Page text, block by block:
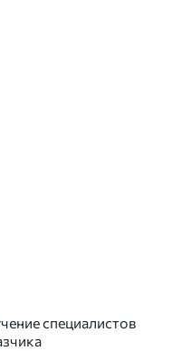
специалистов